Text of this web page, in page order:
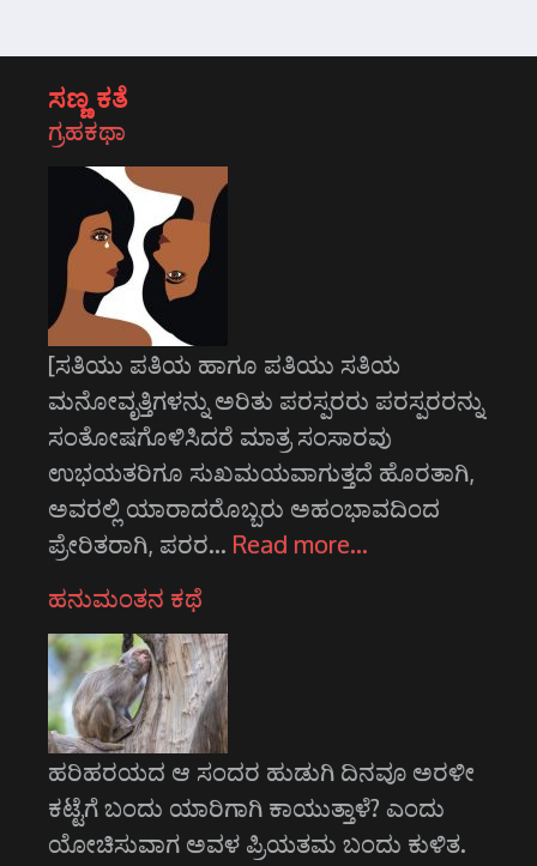
ಸಣ್ಣ ಕತೆ
ಗ್ರಹಕಥಾ
[ಸತಿಯು ಪತಿಯ ಹಾಗೂ ಪತಿಯು ಸತಿಯ
ಮನೋವೃತ್ತಿಗಳನ್ನು ಅರಿತು ಪರಸ್ಪರರು ಪರಸ್ಪರರನ್ನು
ಸಂತೋಷಗೊಳಿಸಿದರೆ ಮಾತ್ರ ಸಂಸಾರವು
ಉಭಯತರಿಗೂ ಸುಖಮಯವಾಗುತ್ತದೆ ಹೊರತಾಗಿ,
ಅವರಲ್ಲಿ ಯಾರಾದರೊಬ್ಬರು ಅಹಂಭಾವದಿಂದ
ಪ್ರೇರಿತರಾಗಿ, ಪರರ… Read more…
ಹನುಮಂತನ ಕಥೆ
ಹರಿಹರಯದ ಆ ಸಂದರ ಹುಡುಗಿ ದಿನವೂ ಅರಳೀ
ಕಟ್ಟೆಗೆ ಬಂದು ಯಾರಿಗಾಗಿ ಕಾಯುತ್ತಾಳೆ? ಎಂದು
ಯೋಚಿಸುವಾಗ ಅವಳ ಪ್ರಿಯತಮ ಬಂದು ಕುಳಿತ.